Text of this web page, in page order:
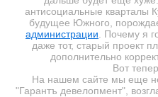
антисоциальные кварталы
будущее Южного,
администрации . Почему я
даже тот, старый проект
дополнительно
Вот
На нашем сайте мы еще
"Гарантъ девелопмент",